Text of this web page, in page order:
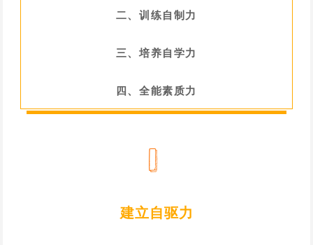
二、训练自制力
三、培养自学力
四、全能素质力
建立自驱力